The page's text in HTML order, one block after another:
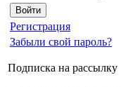
Регистрация
Забыли свой пароль?
Подписка на рассылку